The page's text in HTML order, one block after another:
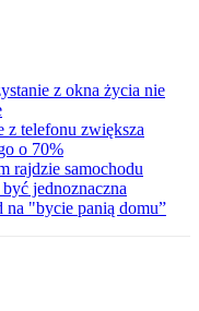
z okna życia nie
z telefonu zwiększa
o 70%
rajdzie samochodu
jednoznaczna
na "bycie panią domu”